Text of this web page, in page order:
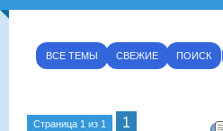
ВСЕ ТЕМЫ СВЕЖИЕ ПОИСК
Страница 1 из 1 1